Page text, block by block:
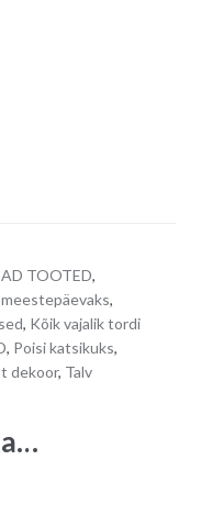
TOOTED,
,
, Kõik vajalik tordi
, Poisi katsikuks,
dekoor, Talv